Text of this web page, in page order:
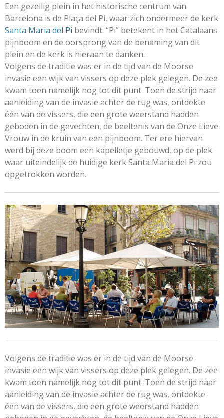
Een gezellig plein in het historische centrum van
Barcelona is de Plaça del Pi, waar zich ondermeer de kerk
Santa Maria del Pi bevindt. “Pi” betekent in het Catalaans
pijnboom en de oorsprong van de benaming van dit
plein en de kerk is hieraan te danken.
Volgens de traditie was er in de tijd van de Moorse
invasie een wijk van vissers op deze plek gelegen. De zee
kwam toen namelijk nog tot dit punt. Toen de strijd naar
aanleiding van de invasie achter de rug was, ontdekte
één van de vissers, die een grote weerstand hadden
geboden in de gevechten, de beeltenis van de Onze Lieve
Vrouw in de kruin van een pijnboom. Ter ere hiervan
werd bij deze boom een kapelletje gebouwd, op de plek
waar uiteindelijk de huidige kerk Santa Maria del Pi zou
opgetrokken worden.
Volgens de traditie was er in de tijd van de Moorse
invasie een wijk van vissers op deze plek gelegen. De zee
kwam toen namelijk nog tot dit punt. Toen de strijd naar
aanleiding van de invasie achter de rug was, ontdekte
één van de vissers, die een grote weerstand hadden